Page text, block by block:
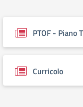
PTOF - Piano
Curricolo